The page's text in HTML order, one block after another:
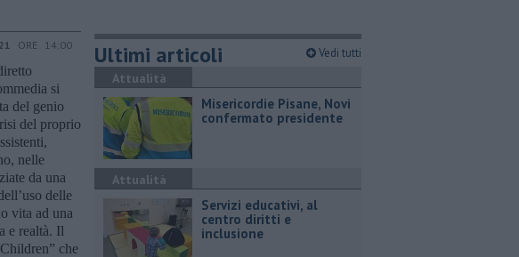
ORE 14:00
si
del genio
del proprio
nelle
da una
delle
vita ad una
e realtà. Il
che
Ultimi articoli Vedi tutti
Attualità
Misericordie Pisane, Novi
confermato presidente
Attualità
Servizi educativi, al
centro diritti e
inclusione